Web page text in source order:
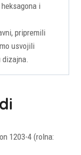
i
pripremili
usvojili